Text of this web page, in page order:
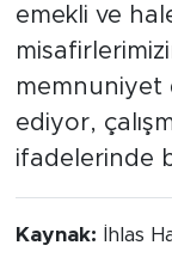
emekli ve
memnuniyet
ediyor,
ifadelerinde
Kaynak: İhlas